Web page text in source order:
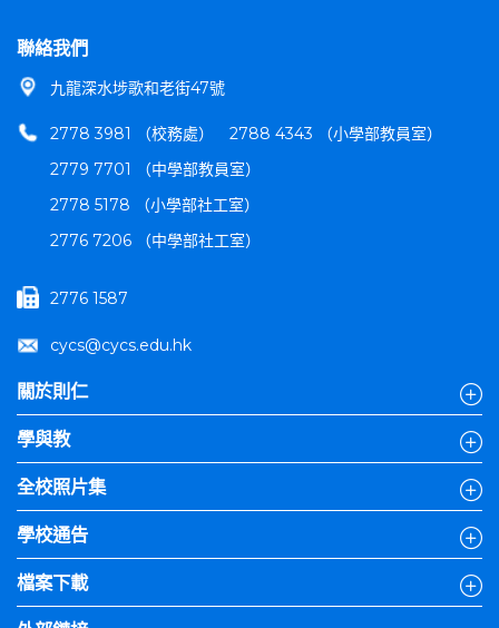
聯絡我們
九龍深水埗歌和老街47號
2778 3981 （校務處）
2788 4343 （小學部教員室）
2779 7701 （中學部教員室）
2778 5178 （小學部社工室）
2776 7206 （中學部社工室）
2776 1587
cycs@cycs.edu.hk
關於則仁
學與教
全校照片集
學校通告
檔案下載